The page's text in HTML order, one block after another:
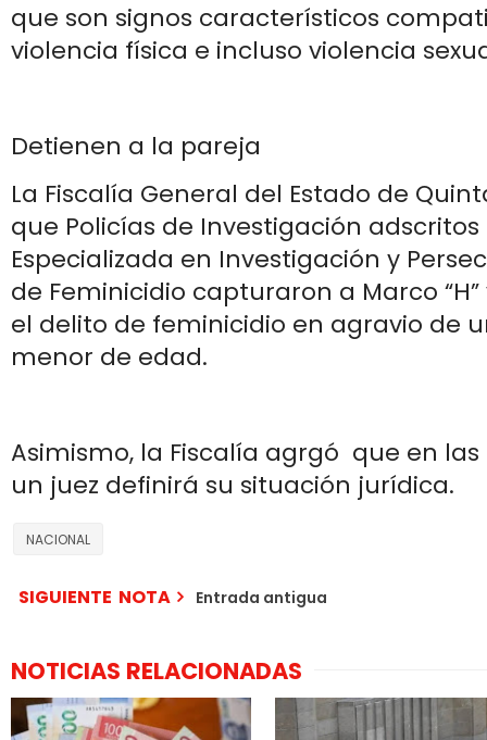
que son signos característicos
violencia física e incluso violencia
Detienen a la pareja
La Fiscalía General del Estado de
que Policías de Investigación adscritos
Especializada en Investigación y
de Feminicidio capturaron a Marco “H”
el delito de feminicidio en agravio de
menor de edad.
Asimismo, la Fiscalía agrgó que en
un juez definirá su situación jurídica.
NACIONAL
SIGUIENTE NOTA Entrada antigua
NOTICIAS RELACIONADAS